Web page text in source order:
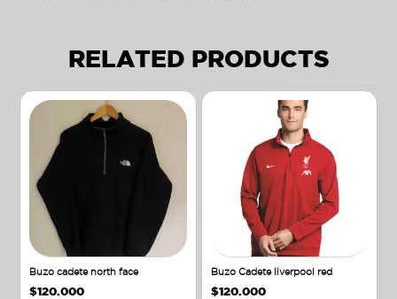
RELATED PRODUCTS
Buzo cadete north face
$120.000
Buzo Cadete liverpool red
$120.000